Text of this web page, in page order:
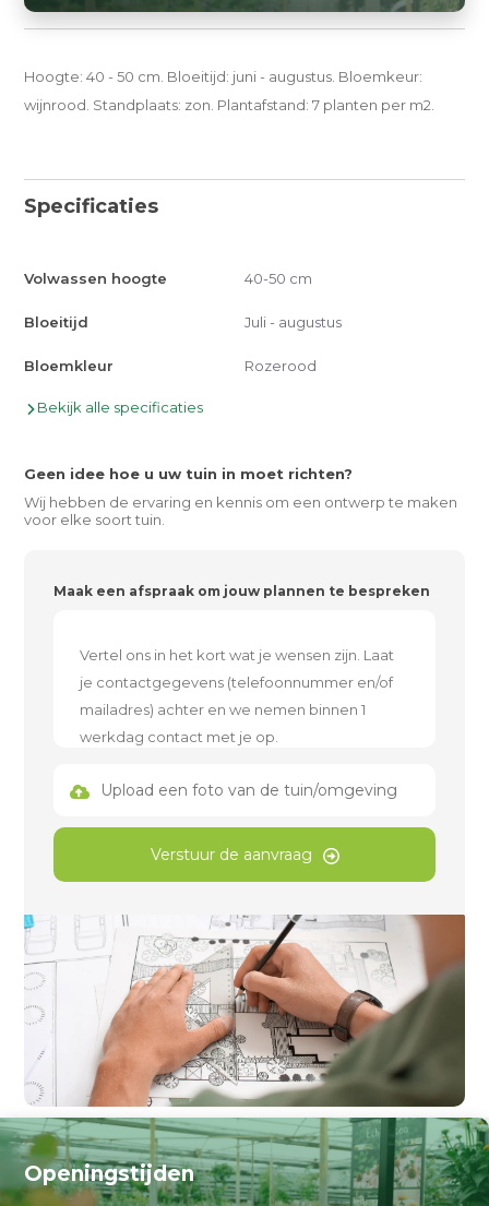
Hoogte: 40 - 50 cm. Bloeitijd: juni - augustus. Bloemkeur:
wijnrood. Standplaats: zon. Plantafstand: 7 planten per m2.
Specificaties
Volwassen hoogte 40-50 cm
Bloeitijd Juli - augustus
Bloemkleur Rozerood
Bekijk alle specificaties
Geen idee hoe u uw tuin in moet richten?
Wij hebben de ervaring en kennis om een ontwerp te maken
voor elke soort tuin.
Maak een afspraak om jouw plannen te bespreken
Upload een foto van de tuin/omgeving
Verstuur de aanvraag
Openingstijden